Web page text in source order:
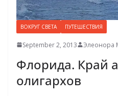
ВОКРУГ СВЕТА ПУТЕШЕСТВИЯ
September 2, 2013 Элеонора
Флорида. Край
олигархов